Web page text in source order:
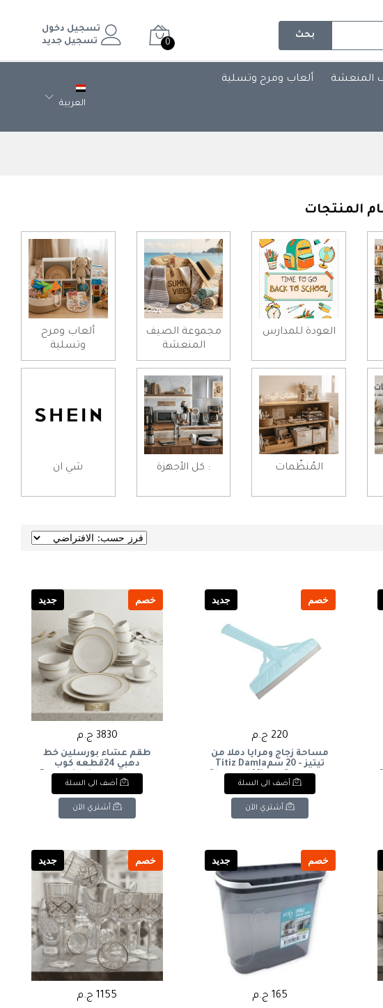
بحث
0
تسجيل دخول
تسجيل جديد
المنعشة ألعاب ومرح وتسلية
العربية
المنتجات
العودة للمدارس
مجموعة الصيف
المنعشة
ألعاب ومرح
وتسلية
المُنظّمات : كل الأجهزة شي ان
خصم جديد
220 ج.م
مساحة زجاج ومرايا دملا من
تيتيز - 20 سمTitiz Damla
Glass and Mirror Squeegee -
20 cm
أضف الى السلة
أشتري الآن
خصم جديد
3830 ج.م
طقم عشاء بورسلين خط
دهبي 24قطعه كوب
كريميPorcelain dinner set
with gold trim, 24 pieces,
cream-colored cup
أضف الى السلة
أشتري الآن
خصم جديد
165 ج.م
خصم جديد
1155 ج.م